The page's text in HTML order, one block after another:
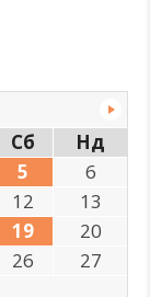
Сб
Нд
5
6
12
13
19
20
26
27